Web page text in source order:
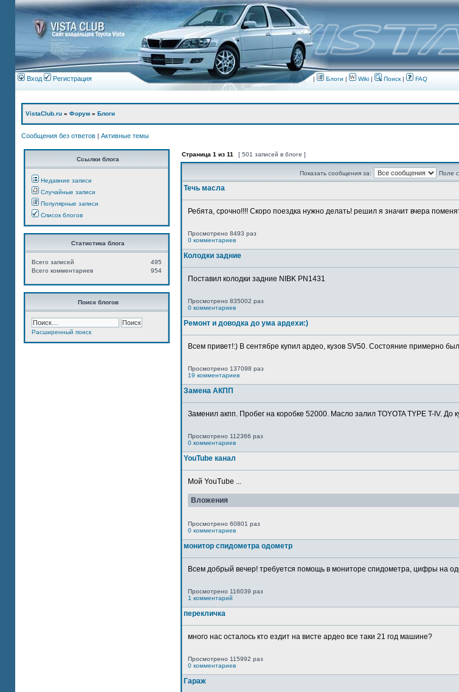
Вход Регистрация | Блоги | Wiki | Поиск| FAQ
VistaClub.ru » Форум » Блоги
Сообщения без ответов | Активные темы
Ссылки блога
Недавние записи
Случайные записи
Популярные записи
Список блогов
Статистика блога
495
Всего записей
954
Всего комментариев
Поиск блогов
Расширенный поиск
Страница 1 из 11 [ 501 записей в блоге ]
Показать сообщения за: Поле
Течь масла
Ребята, срочно!!!! Скоро поездка нужно делать! решил я значит вчера
Просмотрено 8493 раз
0 комментариев
Колодки задние
Поставил колодки задние NIBK PN1431
Просмотрено 835002 раз
0 комментариев
Ремонт и доводка до ума ардехи:)
Всем привет!:) В сентябре купил ардео, кузов SV50. Состояние примерно
Просмотрено 137098 раз
19 комментариев
Замена АКПП
Заменил акпп. Пробег на коробке 52000. Масло залил TOYOTA TYPE T-IV.
Просмотрено 112366 раз
0 комментариев
YouTube канал
Мой YouTube ...
Вложения
Просмотрено 60801 раз
0 комментариев
монитор спидометра одометр
Всем добрый вечер! требуется помощь в мониторе спидометра, цифры на
Просмотрено 116039 раз
1 комментарий
перекличка
много нас осталось кто ездит на висте ардео все таки 21 год машине?
Просмотрено 115992 раз
0 комментариев
Гараж